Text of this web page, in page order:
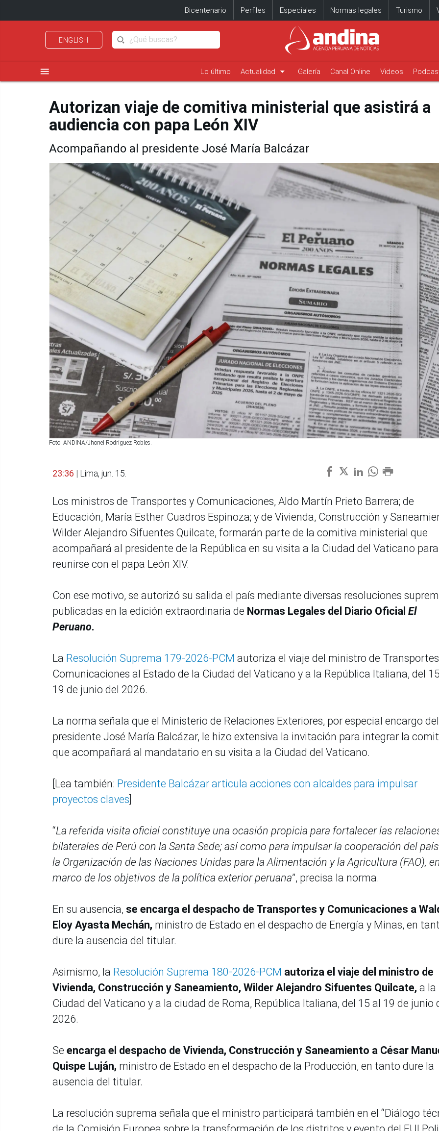
Bicentenario Perfiles Especiales Normas legales Turismo
ENGLISH
menu Lo último Actualidad arrow_drop_down Galería Canal Online Videos
Autorizan viaje de comitiva ministerial que asistirá a
audiencia con papa León XIV
Acompañando al presidente José María Balcázar
Foto: ANDINA/Jhonel Rodríguez Robles.
23:36 | Lima, jun. 15.
Los ministros de Transportes y Comunicaciones, Aldo Martín Prieto Barrera; de
Educación, María Esther Cuadros Espinoza; y de Vivienda, Construcción y
Wilder Alejandro Sifuentes Quilcate, formarán parte de la comitiva ministerial que
acompañará al presidente de la República en su visita a la Ciudad del Vaticano para
reunirse con el papa León XIV.
Con ese motivo, se autorizó su salida el país mediante diversas resoluciones
publicadas en la edición extraordinaria de Normas Legales del Diario Oficial El
Peruano.
La Resolución Suprema 179-2026-PCM autoriza el viaje del ministro de
Comunicaciones al Estado de la Ciudad del Vaticano y a la República Italiana, del
19 de junio del 2026.
La norma señala que el Ministerio de Relaciones Exteriores, por especial encargo del
presidente José María Balcázar, le hizo extensiva la invitación para integrar la
que acompañará al mandatario en su visita a la Ciudad del Vaticano.
[Lea también: Presidente Balcázar articula acciones con alcaldes para impulsar
proyectos claves]
“La referida visita oficial constituye una ocasión propicia para fortalecer las
bilaterales de Perú con la Santa Sede; así como para impulsar la cooperación del
la Organización de las Naciones Unidas para la Alimentación y la Agricultura (FAO),
marco de los objetivos de la política exterior peruana”, precisa la norma.
En su ausencia, se encarga el despacho de Transportes y Comunicaciones a
Eloy Ayasta Mechán, ministro de Estado en el despacho de Energía y Minas, en
dure la ausencia del titular.
Asimismo, la Resolución Suprema 180-2026-PCM autoriza el viaje del ministro de
Vivienda, Construcción y Saneamiento, Wilder Alejandro Sifuentes Quilcate, a la
Ciudad del Vaticano y a la ciudad de Roma, República Italiana, del 15 al 19 de junio
2026.
Se encarga el despacho de Vivienda, Construcción y Saneamiento a César
Quispe Luján, ministro de Estado en el despacho de la Producción, en tanto dure la
ausencia del titular.
La resolución suprema señala que el ministro participará también en el “Diálogo